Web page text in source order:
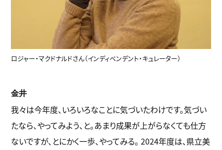
ロジャー・マクドナルドさん（インディペンデント・キュレーター）
金井
我々は今年度、いろいろなことに気づいたわけです。気づい
たなら、やってみよう、と。あまり成果が上がらなくても仕方
ないですが、とにかく一歩、やってみる。 2024年度は、県立美